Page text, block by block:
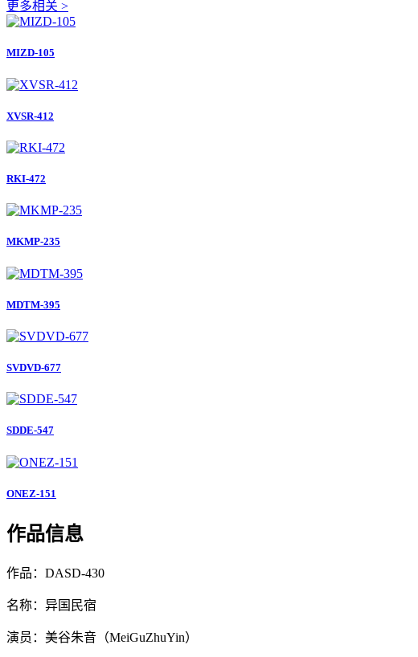
更多相关 >
MIZD-105
XVSR-412
RKI-472
MKMP-235
MDTM-395
SVDVD-677
SDDE-547
ONEZ-151
作品信息
作品：DASD-430
名称：异国民宿
演员：美谷朱音（MeiGuZhuYin）